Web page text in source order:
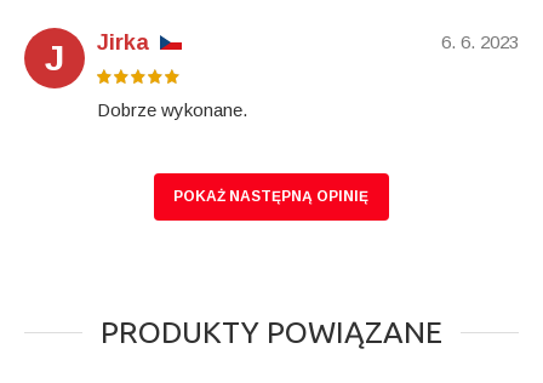
J 6. 6. 2023
Jirka
Dobrze wykonane.
POKAŻ NASTĘPNĄ OPINIĘ
PRODUKTY POWIĄZANE